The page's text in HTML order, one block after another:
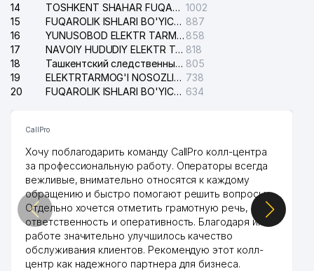
14
TOSHKENT SHAHAR FUQAROLIK ISHLARI BO'YICHA SUDI 1002
15
FUQAROLIK ISHLARI BO'YICHA YAKKASAROY TUMANLARARO SUDI 887
16
YUNUSOBOD ELEKTR TARMOG'I NOSOZLIKLARI XIZMATI 858
17
NAVOIY HUDUDIY ELEKTR TARMOQLARI KORXONASI AJ 818
18
Ташкентский следственный изолятор 805
19
ELEKTRTARMOG'I NOSOZLIKLARINI TO'ZATISH SERGELI XIZMATI 738
20
FUQAROLIK ISHLARI BO'YICHA UCH-TEPA TUMANI SUDI 634
CallPro
Хочу поблагодарить команду CallPro колл-центра
за профессиональную работу. Операторы всегда
вежливые, внимательно относятся к каждому
обращению и быстро помогают решить вопросы.
Отдельно хочется отметить грамотную речь,
ответственность и оперативность. Благодаря их
работе значительно улучшилось качество
обслуживания клиентов. Рекомендую этот колл-
центр как надежного партнера для бизнеса.